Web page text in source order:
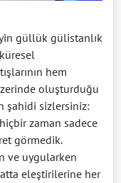
güllük gülistanlık
hem
oluşturduğu
şahidi sizlersiniz:
zaman sadece
görmedik.
ve uygularken
eleştirilerine her